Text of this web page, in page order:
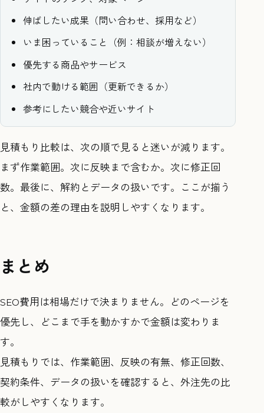
伸ばしたい成果（問い合わせ、採用など）
いま困っていること（例：相談が増えない）
優先する商品やサービス
社内で動ける範囲（更新できるか）
参考にしたい競合や近いサイト
見積もり比較は、次の順で見ると迷いが減ります。
まず作業範囲。次に反映まで含むか。次に修正回
数。最後に、解約とデータの扱いです。ここが揃う
と、金額の差の理由を説明しやすくなります。
まとめ
SEO費用は相場だけで決まりません。どのページを
優先し、どこまで手を動かすかで金額は変わりま
す。
見積もりでは、作業範囲、反映の有無、修正回数、
契約条件、データの扱いを確認すると、外注先の比
較がしやすくなります。